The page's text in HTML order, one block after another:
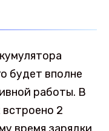
будет вполне
работы. В
2
время зарядки